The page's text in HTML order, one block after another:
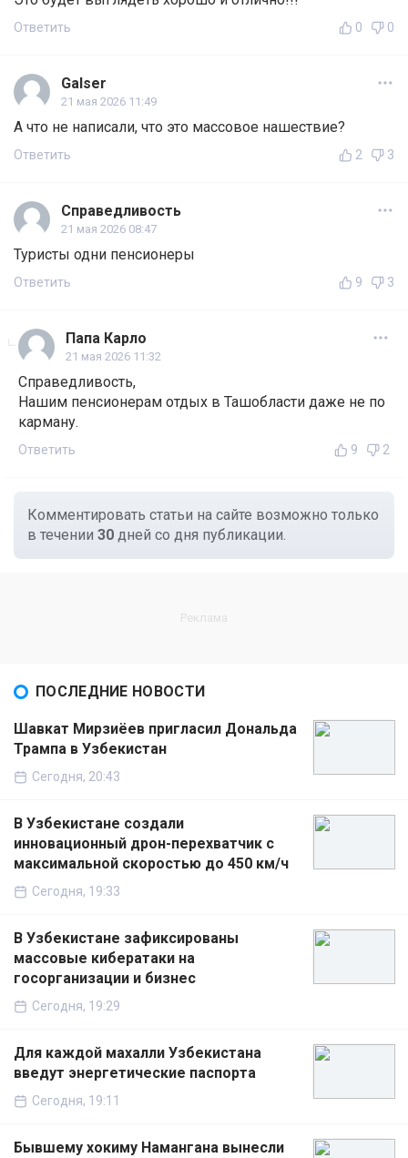
Ответить 0 0
Galser
21 мая 2026 11:49
А что не написали, что это массовое нашествие?
Ответить 2 3
Справедливость
21 мая 2026 08:47
Туристы одни пенсионеры
Ответить 9 3
Папа Карло
21 мая 2026 11:32
Справедливость,
Нашим пенсионерам отдых в Ташобласти даже не по
карману.
Ответить 9 2
Комментировать статьи на сайте возможно только
в течении 30 дней со дня публикации.
ПОСЛЕДНИЕ НОВОСТИ
Шавкат Мирзиёев пригласил Дональда
Трампа в Узбекистан
Сегодня, 20:43
В Узбекистане создали
инновационный дрон-перехватчик с
максимальной скоростью до 450 км/ч
Сегодня, 19:33
В Узбекистане зафиксированы
массовые кибератаки на
госорганизации и бизнес
Сегодня, 19:29
Для каждой махалли Узбекистана
введут энергетические паспорта
Сегодня, 19:11
Бывшему хокиму Намангана вынесли